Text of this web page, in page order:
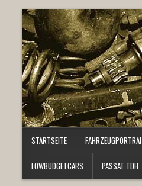
STARTSEITE
LOWBUDGETCARS PASSAT TDH